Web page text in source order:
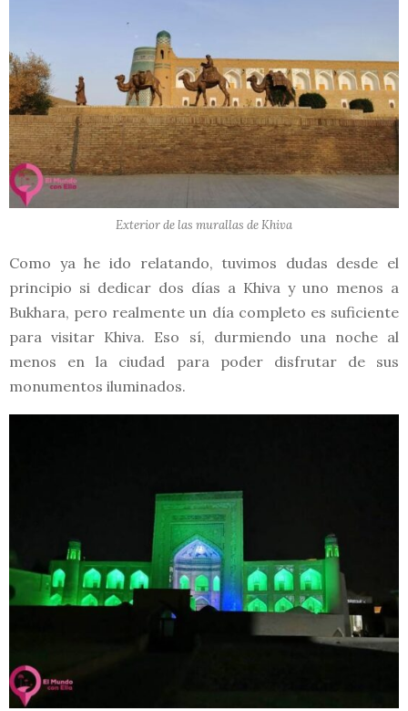
Exterior de las murallas de Khiva
Como ya he ido relatando, tuvimos dudas desde el
principio si dedicar dos días a Khiva y uno menos a
Bukhara, pero realmente un día completo es suficiente
para visitar Khiva. Eso sí, durmiendo una noche al
menos en la ciudad para poder disfrutar de sus
monumentos iluminados.